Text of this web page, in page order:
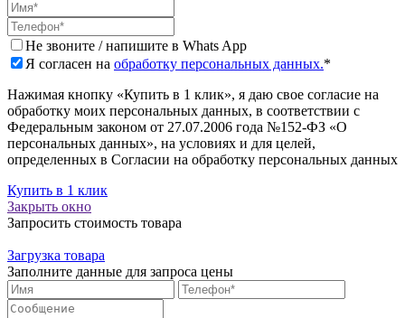
Не звоните / напишите в Whats App
Я согласен на обработку персональных данных.*
Нажимая кнопку «Купить в 1 клик», я даю свое согласие на
обработку моих персональных данных, в соответствии с
Федеральным законом от 27.07.2006 года №152-ФЗ «О
персональных данных», на условиях и для целей,
определенных в Согласии на обработку персональных данных
Купить в 1 клик
Закрыть окно
Запросить стоимость товара
Загрузка товара
Заполните данные для запроса цены